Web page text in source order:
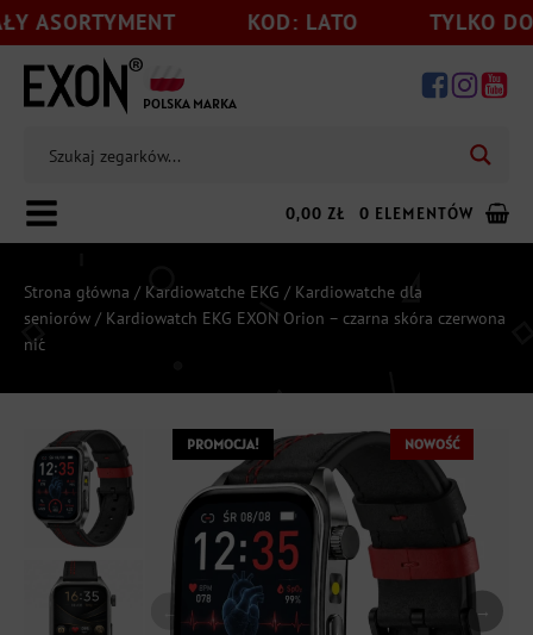
KOD: LATO TYLKO DO 31.08
POLSKA MARKA
0,00 ZŁ 0 ELEMENTÓW
Strona główna / Kardiowatche EKG / Kardiowatche dla
seniorów / Kardiowatch EKG EXON Orion – czarna skóra czerwona
nić
PROMOCJA!
← →
NOWOŚĆ